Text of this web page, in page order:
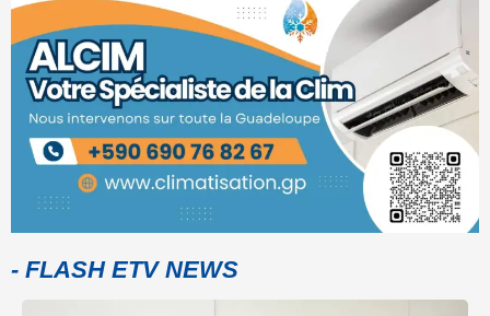
- FLASH ETV NEWS